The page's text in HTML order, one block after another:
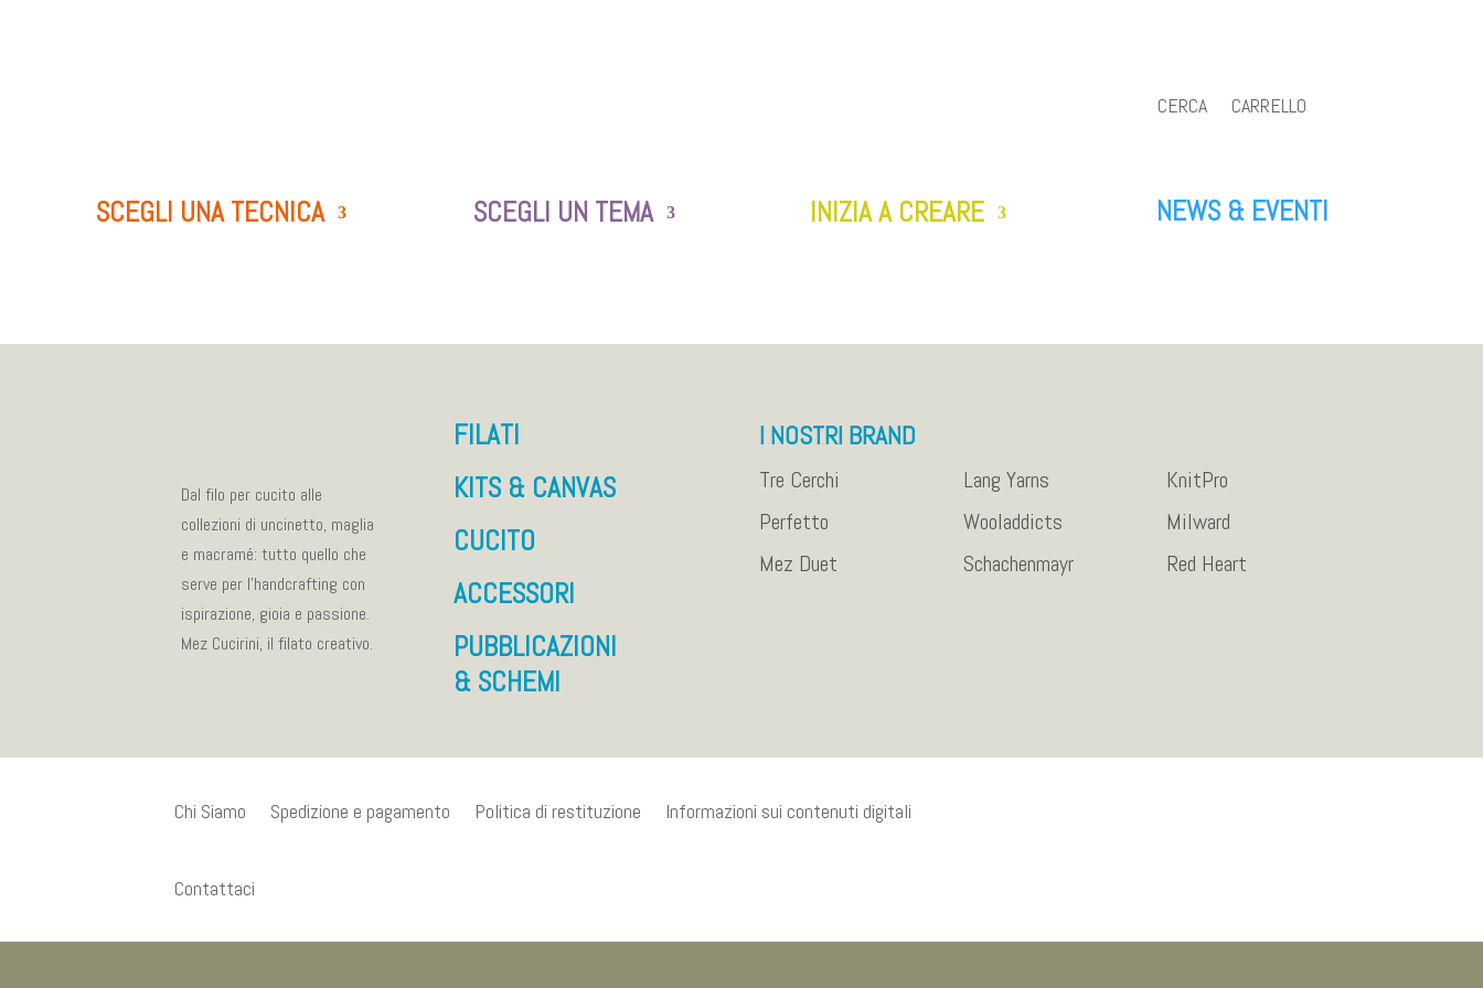
CERCA CARRELLO
SCEGLI UNA TECNICA SCEGLI UN TEMA INIZIA A CREARE NEWS & EVENTI
Dal filo per cucito alle
collezioni di uncinetto, maglia
e macramé: tutto quello che
serve per l’handcrafting con
ispirazione, gioia e passione.
Mez Cucirini, il filato creativo.
FILATI
KITS & CANVAS
CUCITO
ACCESSORI
PUBBLICAZIONI
& SCHEMI
I NOSTRI BRAND
Tre Cerchi
Perfetto
Mez Duet
Lang Yarns
Wooladdicts
Schachenmayr
KnitPro
Milward
Red Heart
Chi Siamo Spedizione e pagamento Politica di restituzione Informazioni sui contenuti digitali
Contattaci